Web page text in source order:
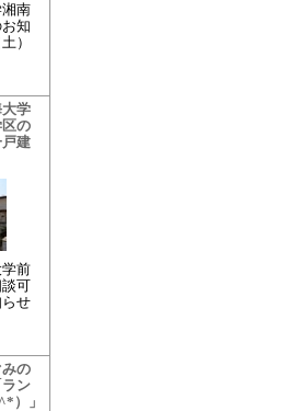
南
知
）
学
の
建
前
可
せ
の
ン
）」